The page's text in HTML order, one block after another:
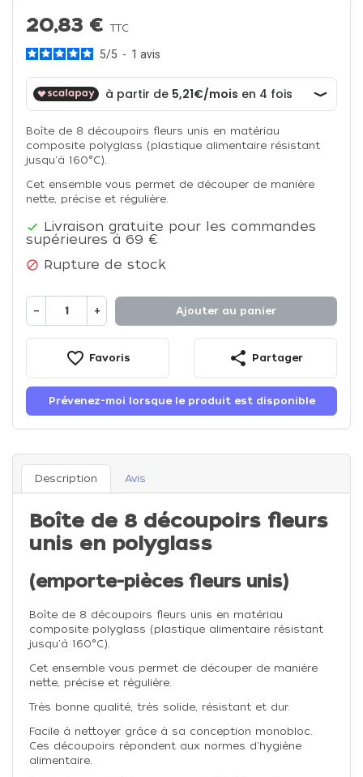
20,83 €TTC
5/5 - 1 avis
Boîte de 8 découpoirs fleurs unis en matériau
composite polyglass (plastique alimentaire résistant
jusqu'à 160°C).
Cet ensemble vous permet de découper de manière
nette, précise et régulière.
 Livraison gratuite pour les commandes
supérieures à 69 €
 Rupture de stock
− + Ajouter au panier
favorite_border Favoris share Partager
Prévenez-moi lorsque le produit est disponible
Description Avis
Boîte de 8 découpoirs fleurs
unis en polyglass
(emporte-pièces fleurs unis)
Boîte de 8 découpoirs fleurs unis en matériau
composite polyglass (plastique alimentaire résistant
jusqu'à 160°C).
Cet ensemble vous permet de découper de manière
nette, précise et régulière.
Très bonne qualité, très solide, résistant et dur.
Facile à nettoyer grâce à sa conception monobloc.
Ces découpoirs répondent aux normes d'hygiène
alimentaire.